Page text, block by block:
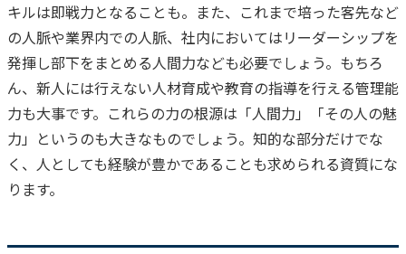
キルは即戦力となることも。 また、これまで培った客先など
の人脈や業界内での人脈、社内においてはリーダーシップを
発揮し部下をまとめる人間力なども必要でしょう。もちろ
ん、新人には行えない人材育成や教育の指導を行える管理能
力も大事です。 これらの力の根源は「人間力」「その人の魅
力」というのも大きなものでしょう。知的な部分だけでな
く、人としても経験が豊かであることも求められる資質にな
ります。